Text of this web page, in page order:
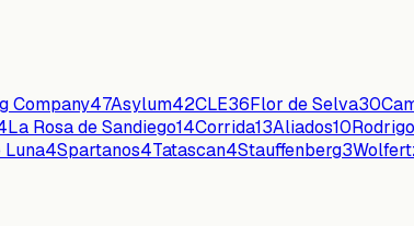
Company47Asylum42CLE36Flor de Selva30
La Rosa de Sandiego14Corrida13Aliados10
Luna4Spartanos4Tatascan4Stauffenberg3